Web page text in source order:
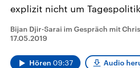
Umfragen, Prognosen,
und Hintergründe zu den Parteien
und Kandidaten der anstehenden
Wahl.
Sendungen Programm
explizit nicht um
Bijan Djir-Sarai im Gespräch mit
17.05.2019
Hören 09:37 Audio